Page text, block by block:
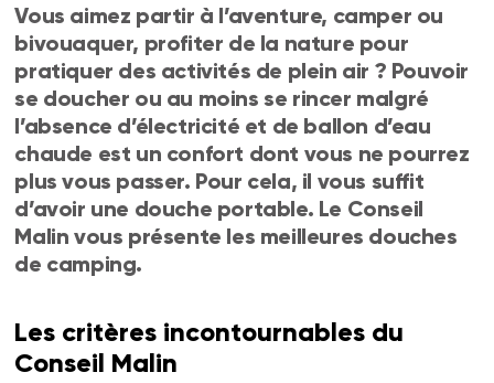
Vous aimez partir à l’aventure, camper ou
bivouaquer, profiter de la nature pour
pratiquer des activités de plein air ? Pouvoir
se doucher ou au moins se rincer malgré
l’absence d’électricité et de ballon d’eau
chaude est un confort dont vous ne pourrez
plus vous passer. Pour cela, il vous suffit
d’avoir une douche portable. Le Conseil
Malin vous présente les meilleures douches
de camping.
Les critères incontournables du
Conseil Malin